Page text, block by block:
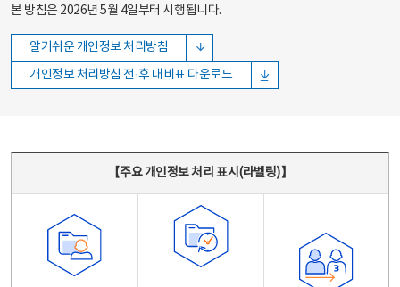
본 방침은 2026년 5월 4일부터 시행됩니다.
알기쉬운 개인정보 처리방침
개인정보 처리방침 전·후 대비표 다운로드
【주요 개인정보 처리 표시(라벨링)】